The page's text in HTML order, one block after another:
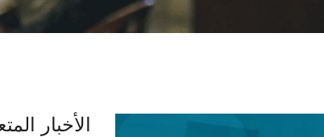
الأخبار